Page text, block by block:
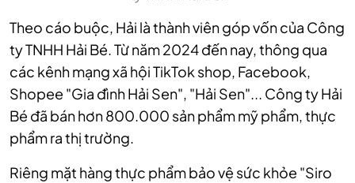
Theo cáo buộc, Hải là thành viên góp vốn của Công
ty TNHH Hải Bé. Từ năm 2024 đến nay, thông qua
các kênh mạng xã hội TikTok shop, Facebook,
Shopee "Gia đình Hải Sen", "Hải Sen"... Công ty Hải
Bé đã bán hơn 800.000 sản phẩm mỹ phẩm, thực
phẩm ra thị trường.
Riêng mặt hàng thực phẩm bảo vệ sức khỏe "Siro